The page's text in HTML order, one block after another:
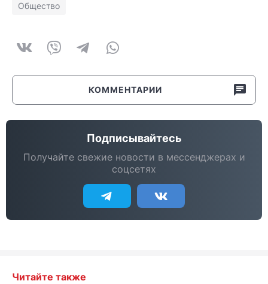
Общество
КОММЕНТАРИИ
Подписывайтесь
Получайте свежие новости в мессенджерах и
соцсетях
Читайте также